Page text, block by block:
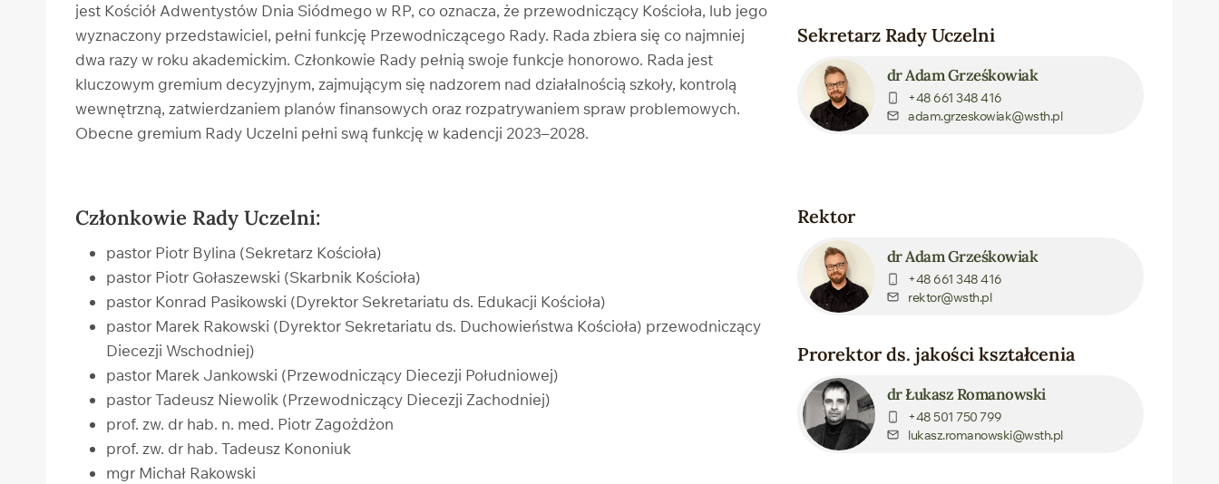
jest Kościół Adwentystów Dnia Siódmego w RP, co oznacza, że przewodniczący Kościoła, lub jego
wyznaczony przedstawiciel, pełni funkcję Przewodniczącego Rady. Rada zbiera się co najmniej
dwa razy w roku akademickim. Członkowie Rady pełnią swoje funkcje honorowo. Rada jest
kluczowym gremium decyzyjnym, zajmującym się nadzorem nad działalnością szkoły, kontrolą
wewnętrzną, zatwierdzaniem planów finansowych oraz rozpatrywaniem spraw problemowych.
Obecne gremium Rady Uczelni pełni swą funkcję w kadencji 2023–2028.
Sekretarz Rady Uczelni
dr Adam Grześkowiak
+48 661 348 416
adam.grzeskowiak@wsth.pl
Członkowie Rady Uczelni:
pastor Piotr Bylina (Sekretarz Kościoła)
pastor Piotr Gołaszewski (Skarbnik Kościoła)
pastor Konrad Pasikowski (Dyrektor Sekretariatu ds. Edukacji Kościoła)
pastor Marek Rakowski (Dyrektor Sekretariatu ds. Duchowieństwa Kościoła) przewodniczący
Diecezji Wschodniej)
pastor Marek Jankowski (Przewodniczący Diecezji Południowej)
pastor Tadeusz Niewolik (Przewodniczący Diecezji Zachodniej)
prof. zw. dr hab. n. med. Piotr Zagożdżon
prof. zw. dr hab. Tadeusz Kononiuk
mgr Michał Rakowski
Rektor
dr Adam Grześkowiak
+48 661 348 416
rektor@wsth.pl
Prorektor ds. jakości kształcenia
dr Łukasz Romanowski
+48 501 750 799
lukasz.romanowski@wsth.pl